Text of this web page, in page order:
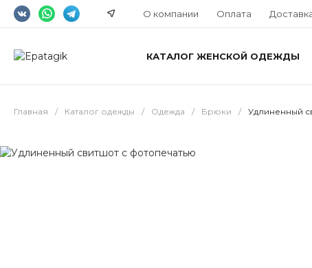
О компании Оплата
КАТАЛОГ ЖЕНСКОЙ ОДЕЖДЫ
Главная / Каталог одежды / Одежда / Брюки / Удлиненный